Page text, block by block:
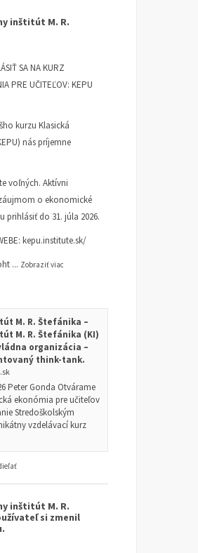
inštitút M. R.
SA NA KURZ
PRE UČITEĽOV: KEPU
kurzu Klasická
nás príjemne
voľných. Aktívni
o ekonomické
prihlásiť do 31. júla 2026.
kepu.institute.sk/
... Zobraziť viac
M. R. Štefánika –
M. R. Štefánika (KI)
organizácia –
think-tank.
Peter Gonda Otvárame
ekonómia pre učiteľov
Stredoškolským
vzdelávací kurz
inštitút M. R.
si zmenil